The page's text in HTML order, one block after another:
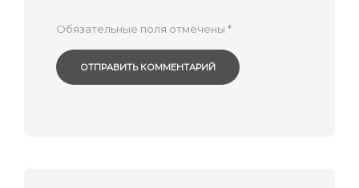
Обязательные поля отмечены *